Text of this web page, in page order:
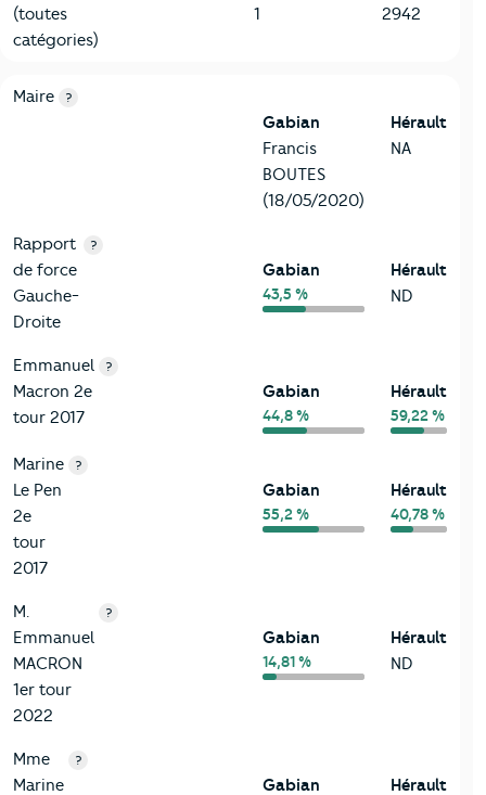
(toutes
catégories)
1
2942
6-Politique
Critères
Maire ?
Gabian
Francis
BOUTES
(18/05/2020)
Hérault
NA
Rapport
de force
Gauche-
Droite
?
Gabian
43,5 %
Hérault
ND
Emmanuel
Macron 2e
tour 2017
?
Gabian
44,8 %
Hérault
59,22 %
Marine
Le Pen
2e
tour
2017
?
Gabian
55,2 %
Hérault
40,78 %
M.
Emmanuel
MACRON
1er tour
2022
?
Gabian
14,81 %
Hérault
ND
Mme
Marine
?
Gabian Hérault